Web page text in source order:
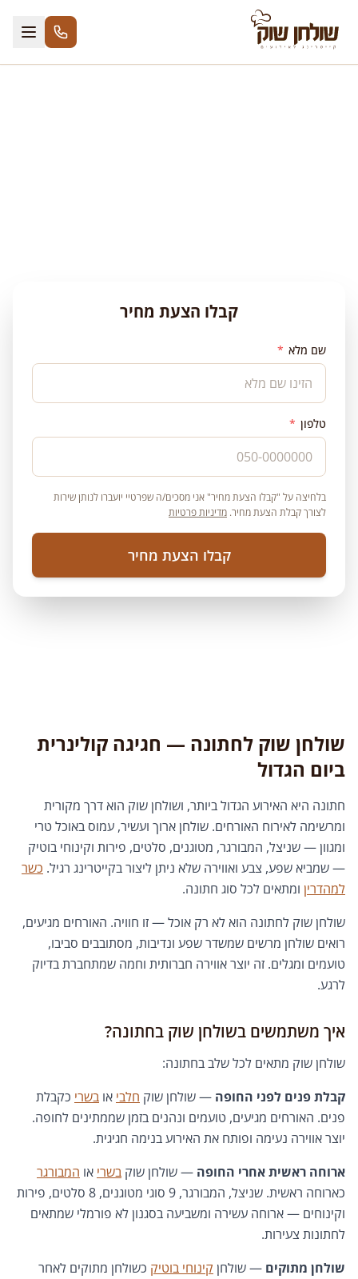
קבלו הצעת מחיר
שם מלא *
טלפון *
בלחיצה על "קבלו הצעת מחיר" אני מסכים/ה שפרטיי יועברו לנותן שירות
לצורך קבלת הצעת מחיר. מדיניות פרטיות
קבלו הצעת מחיר
שולחן שוק לחתונה — חגיגה קולינרית
ביום הגדול
חתונה היא האירוע הגדול ביותר, ושולחן שוק הוא דרך מקורית
ומרשימה לאירוח האורחים. שולחן ארוך ועשיר, עמוס באוכל טרי
ומגוון — שניצל, המבורגר, מטוגנים, סלטים, פירות וקינוחי בוטיק
— שמביא שפע, צבע ואווירה שלא ניתן ליצור בקייטרינג רגיל. כשר
למהדרין ומתאים לכל סוג חתונה.
שולחן שוק לחתונה הוא לא רק אוכל — זו חוויה. האורחים מגיעים,
רואים שולחן מרשים שמשדר שפע ונדיבות, מסתובבים סביבו,
טועמים ומגלים. זה יוצר אווירה חברותית וחמה שמתחברת בדיוק
לרגע.
איך משתמשים בשולחן שוק בחתונה?
שולחן שוק מתאים לכל שלב בחתונה:
קבלת פנים לפני החופה — שולחן שוק חלבי או בשרי כקבלת
פנים. האורחים מגיעים, טועמים ונהנים בזמן שממתינים לחופה.
יוצר אווירה נעימה ופותח את האירוע בנימה חגיגית.
ארוחה ראשית אחרי החופה — שולחן שוק בשרי או המבורגר
כארוחה ראשית. שניצל, המבורגר, 9 סוגי מטוגנים, 8 סלטים, פירות
וקינוחים — ארוחה עשירה ומשביעה בסגנון לא פורמלי שמתאים
לחתונות צעירות.
שולחן מתוקים — שולחן קינוחי בוטיק כשולחן מתוקים לאחר